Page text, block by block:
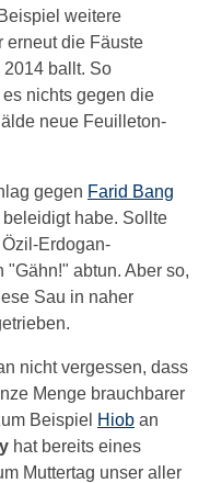
weitere
erneut die Fäuste
ballt. So
nichts gegen die
neue Feuilleton-
gegen Farid Bang
habe. Sollte
Erdogan-
abtun. Aber so,
Sau in naher
nicht vergessen, dass
Menge brauchbarer
Beispiel Hiob an
hat bereits eines
Muttertag unser aller